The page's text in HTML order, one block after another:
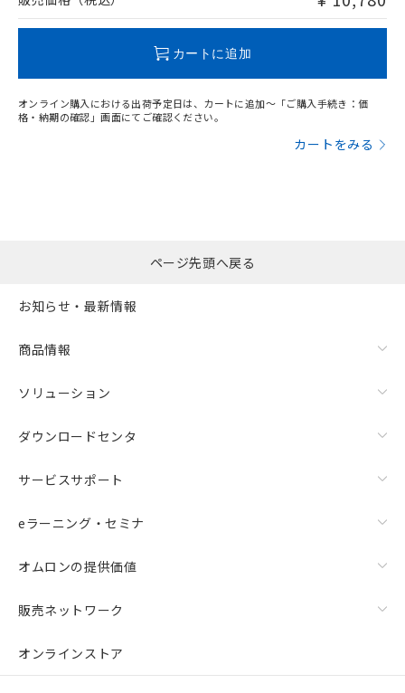
カートに追加
オンライン購入における出荷予定日は、カートに追加～「ご購入手続き：価
格・納期の確認」画面にてご確認ください。
カートをみる
ページ先頭へ戻る
お知らせ・最新情報
商品情報
ソリューション
ダウンロードセンタ
サービスサポート
eラーニング・セミナ
オムロンの提供価値
販売ネットワーク
オンラインストア